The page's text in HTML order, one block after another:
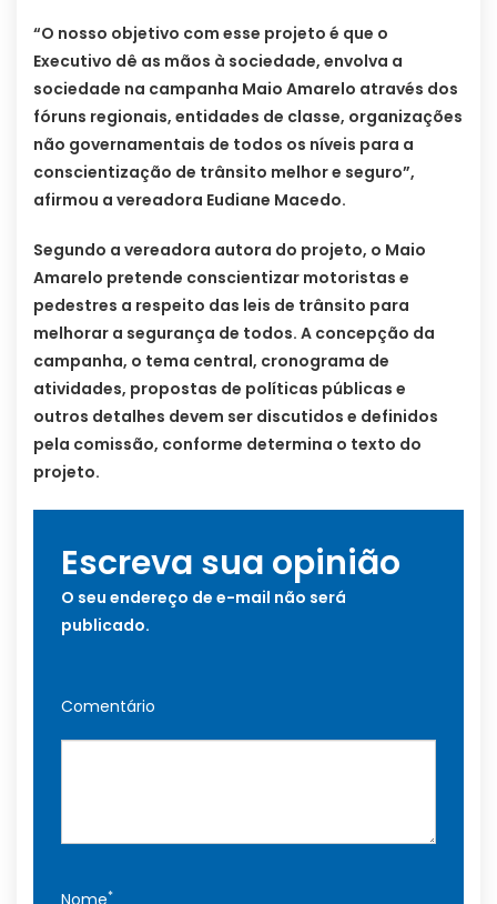
“O nosso objetivo com esse projeto é que o
Executivo dê as mãos à sociedade, envolva a
sociedade na campanha Maio Amarelo através dos
fóruns regionais, entidades de classe, organizações
não governamentais de todos os níveis para a
conscientização de trânsito melhor e seguro”,
afirmou a vereadora Eudiane Macedo.
Segundo a vereadora autora do projeto, o Maio
Amarelo pretende conscientizar motoristas e
pedestres a respeito das leis de trânsito para
melhorar a segurança de todos. A concepção da
campanha, o tema central, cronograma de
atividades, propostas de políticas públicas e
outros detalhes devem ser discutidos e definidos
pela comissão, conforme determina o texto do
projeto.
Escreva sua opinião
O seu endereço de e-mail não será
publicado.
Comentário
*